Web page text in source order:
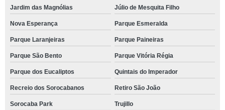
Jardim das Magnólias Júlio de Mesquita Filho
Nova Esperança Parque Esmeralda
Parque Laranjeiras Parque Paineiras
Parque São Bento Parque Vitória Régia
Parque dos Eucaliptos Quintais do Imperador
Recreio dos Sorocabanos Retiro São João
Sorocaba Park Trujillo